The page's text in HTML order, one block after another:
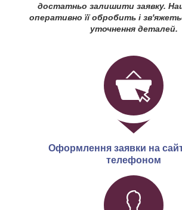
достатньо залишити заявку.
оперативно її обробить і
уточнення деталей.
Оформлення заявки на
телефоном